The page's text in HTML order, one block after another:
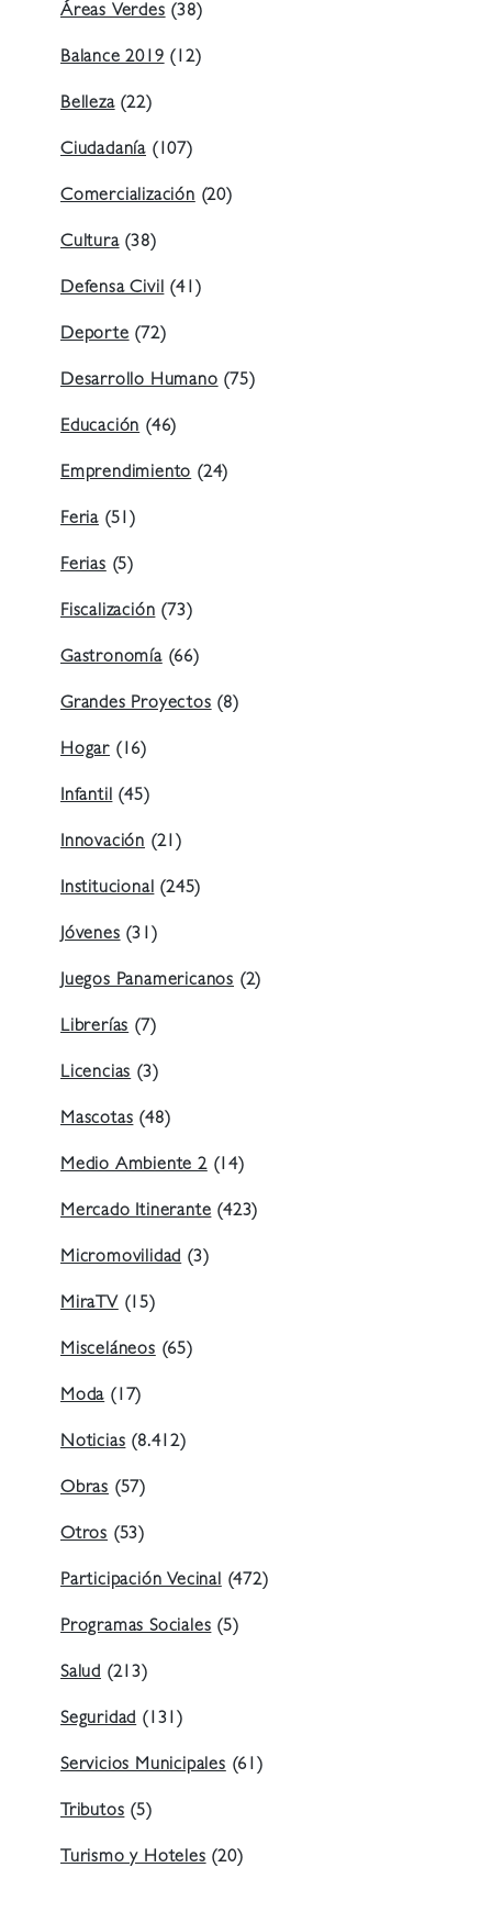
Áreas Verdes (38)
Balance 2019 (12)
Belleza(22)
Ciudadanía (107)
Comercialización (20)
Cultura(38)
Defensa Civil (41)
Deporte (72)
Desarrollo Humano (75)
Educación (46)
Emprendimiento (24)
Feria (51)
Ferias (5)
Fiscalización (73)
Gastronomía(66)
Grandes Proyectos (8)
Hogar (16)
Infantil (45)
Innovación (21)
Institucional (245)
Jóvenes (31)
Juegos Panamericanos (2)
Librerías (7)
Licencias (3)
Mascotas (48)
Medio Ambiente 2(14)
Mercado Itinerante (423)
Micromovilidad (3)
MiraTV (15)
Misceláneos (65)
Moda (17)
Noticias (8.412)
Obras (57)
Otros (53)
Participación Vecinal (472)
Programas Sociales (5)
Salud (213)
Seguridad (131)
Servicios Municipales (61)
Tributos (5)
Turismo y Hoteles (20)